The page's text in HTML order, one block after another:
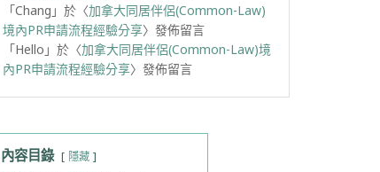
「Chang 」於〈加拿大同居伴侶(Common-Law)
境內PR申請流程經驗分享〉發佈留言
「Hello 」於〈加拿大同居伴侶(Common-Law)境
內PR申請流程經驗分享〉發佈留言
內容目錄 隱藏